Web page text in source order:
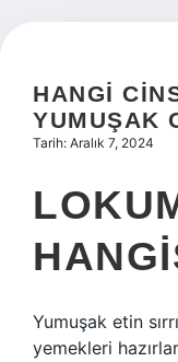
Hakkımızda
HANGI
YUMUŞAK
Tarih: Aralık 7, 2024
Yumuşak etin
yemekleri